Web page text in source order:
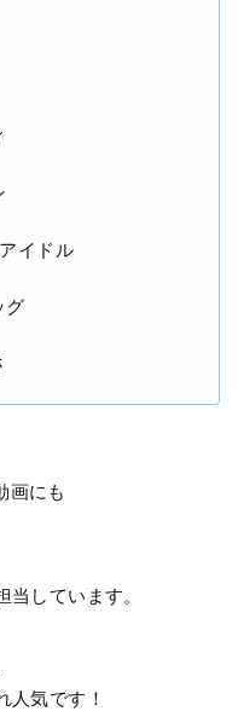
イドル
グ
画にも
しています。
人気です！